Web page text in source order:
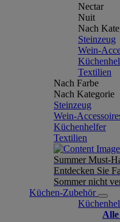
Nectar
Nuit
Nach
Steinzeug
Wein-
Textilien
Nach Farbe
Nach Kategorie
Steinzeug
Wein-
Küchenhelfer
Textilien
Summer Must-
Entdecken Sie
Sommer nicht
Küchen-Zubehör